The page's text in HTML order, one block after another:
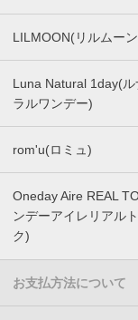
LILMOON(リルムー
Luna Natural 1day(ル
ラルワンデー)
rom'u(ロミュ)
Oneday Aire REAL
ンデーアイレリアル
ク)
お支払方法について